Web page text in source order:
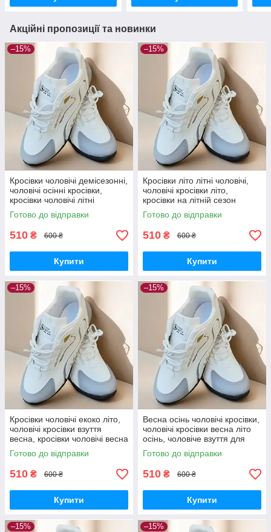
Акційні пропозиції та новинки
–15%
Кросівки чоловічі демісезонні,
чоловічі осінні кросівки,
кросівки чоловічі літні
Готово до відправки
510 ₴ 600 ₴
Купити
–15%
Кросівки літо літні чоловічі,
чоловічі кросівки літо,
кросівки на літній сезон
чоловічі 39 розмір
Готово до відправки
510 ₴ 600 ₴
Купити
–15%
Кросівки чоловічі екоко літо,
чоловічі кросівки взуття
весна, кросівки чоловічі весна
осінь
Готово до відправки
510 ₴ 600 ₴
Купити
–15%
Весна осінь чоловічі кросівки,
чоловічі кросівки весна літо
осінь, чоловіче взуття для
хлопців
Готово до відправки
510 ₴ 600 ₴
Купити
–15% –15%